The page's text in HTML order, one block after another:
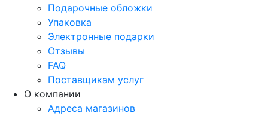
Подарочные обложки
Упаковка
Электронные подарки
Отзывы
FAQ
Поставщикам услуг
О компании
Адреса магазинов